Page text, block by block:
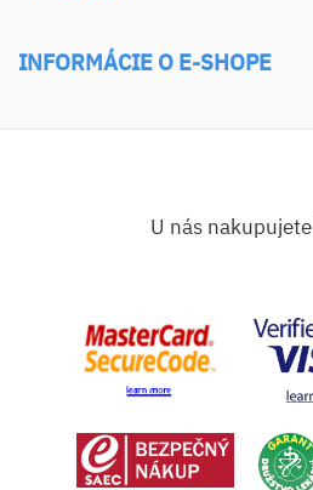
INFORMÁCIE O E-SHOPE
U nás nakupujete